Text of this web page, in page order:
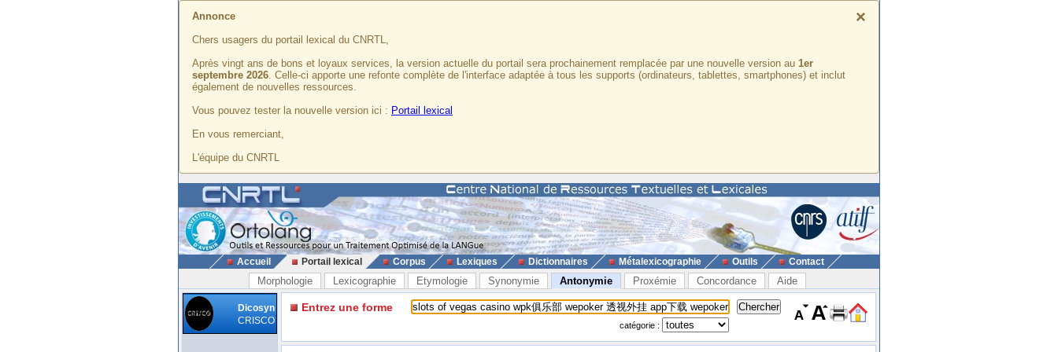
×
Annonce
Chers usagers du portail lexical du CNRTL,
Après vingt ans de bons et loyaux services, la version actuelle du portail sera prochainement remplacée par une nouvelle version au 1er
septembre 2026. Celle-ci apporte une refonte complète de l'interface adaptée à tous les supports (ordinateurs, tablettes, smartphones) et inclut
également de nouvelles ressources.
Vous pouvez tester la nouvelle version ici : Portail lexical
En vous remerciant,
L'équipe du CNRTL
Accueil Portail lexical Corpus Lexiques Dictionnaires Métalexicographie Outils Contact
Morphologie Lexicographie Etymologie Synonymie Antonymie Proxémie Concordance Aide
Dicosyn
CRISCO
Entrez une forme
catégorie :